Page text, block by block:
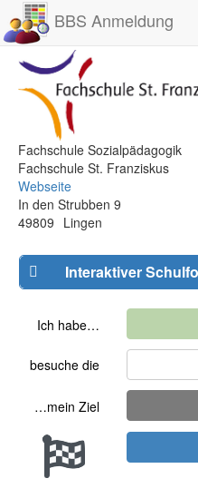
BBS Anmeldung
Fachschule Sozialpädagogik
Fachschule St. Franziskus
Webseite
In den Strubben 9
49809 Lingen
Interaktiver
Ich habe…
besuche die
…mein Ziel